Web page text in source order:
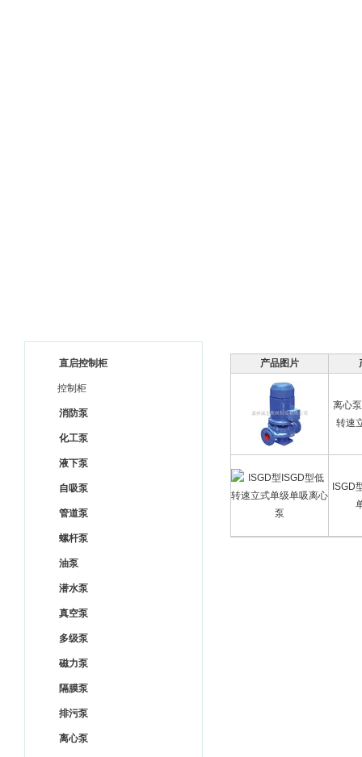
直启控制柜
控制柜
消防泵
化工泵
液下泵
自吸泵
管道泵
螺杆泵
油泵
潜水泵
真空泵
多级泵
磁力泵
隔膜泵
排污泵
离心泵
产品图片
离心
转速
ISGD